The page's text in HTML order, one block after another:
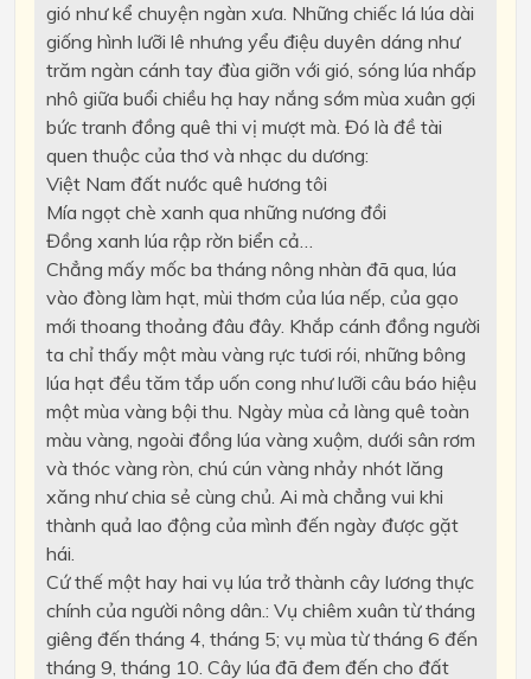
gió như kể chuyện ngàn xưa. Những chiếc lá lúa dài
giống hình lưỡi lê nhưng yểu điệu duyên dáng như
trăm ngàn cánh tay đùa giỡn với gió, sóng lúa nhấp
nhô giữa buổi chiều hạ hay nắng sớm mùa xuân gợi
bức tranh đồng quê thi vị mượt mà. Đó là đề tài
quen thuộc của thơ và nhạc du dương:
Việt Nam đất nước quê hương tôi
Mía ngọt chè xanh qua những nương đồi
Đồng xanh lúa rập rờn biển cả…
Chẳng mấy mốc ba tháng nông nhàn đã qua, lúa
vào đòng làm hạt, mùi thơm của lúa nếp, của gạo
mới thoang thoảng đâu đây. Khắp cánh đồng người
ta chỉ thấy một màu vàng rực tươi rói, những bông
lúa hạt đều tăm tắp uốn cong như lưỡi câu báo hiệu
một mùa vàng bội thu. Ngày mùa cả làng quê toàn
màu vàng, ngoài đồng lúa vàng xuộm, dưới sân rơm
và thóc vàng ròn, chú cún vàng nhảy nhót lăng
xăng như chia sẻ cùng chủ. Ai mà chẳng vui khi
thành quả lao động của mình đến ngày được gặt
hái.
Cứ thế một hay hai vụ lúa trở thành cây lương thực
chính của người nông dân.: Vụ chiêm xuân từ tháng
giêng đến tháng 4, tháng 5; vụ mùa từ tháng 6 đến
tháng 9, tháng 10. Cây lúa đã đem đến cho đất